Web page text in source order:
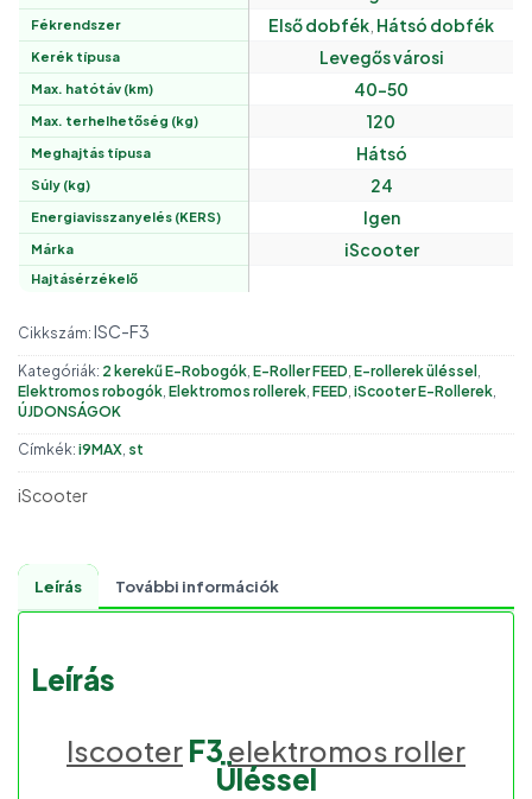
Fékrendszer Első dobfék Hátsó dobfék
Kerék típusa Levegős városi
Max. hatótáv (km) 40-50
Max. terhelhetőség (kg) 120
Meghajtás típusa Hátsó
Súly (kg) 24
Energiavisszanyelés (KERS) Igen
Márka iScooter
Hajtásérzékelő
Cikkszám: ISC-F3
Kategóriák: 2 kerekű E-Robogók, E-Roller FEED, E-rollerek üléssel ,
Elektromos robogók, Elektromos rollerek, FEED, iScooter E-Rollerek,
ÚJDONSÁGOK
Címkék: i9MAX, st
iScooter
Leírás További információk
Leírás
Iscooter F3 elektromos roller
Üléssel